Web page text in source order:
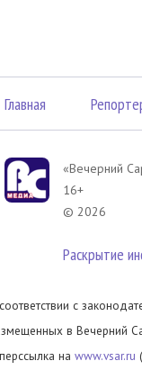
Главная
«Вечерний
16+
© 2026
Раскрытие
с
в Вечерний
на www.vsar.ru